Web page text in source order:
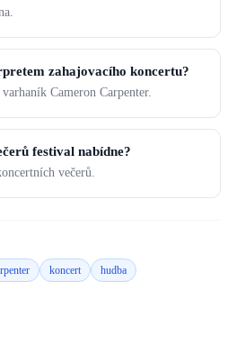
zahajovacího koncertu?
Cameron Carpenter.
festival nabídne?
večerů.
koncert hudba